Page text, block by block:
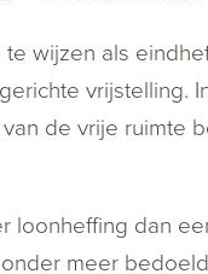
wijzen als
vrijstelling.
de vrije ruimte
dan
meer